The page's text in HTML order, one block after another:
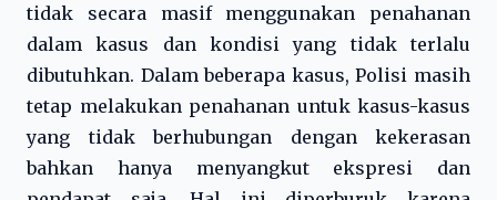
tidak secara masif menggunakan penahanan
dalam kasus dan kondisi yang tidak terlalu
dibutuhkan. Dalam beberapa kasus, Polisi masih
tetap melakukan penahanan untuk kasus-kasus
yang tidak berhubungan dengan kekerasan
bahkan hanya menyangkut ekspresi dan